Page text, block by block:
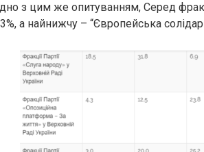
з цим же опитуванням, Серед
а найнижчу – “Європейська